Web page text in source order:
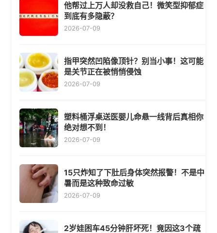
他帮过上万人却没救自己！微笑型抑郁症
到底有多隐蔽？
2026-07-09
指甲突然凹陷像顶针？别当小事！这可能
是关节正在被悄悄侵蚀
2026-07-09
塑料桶浮桌送医婴儿命悬一线背后真相你
绝对想不到！
2026-07-09
15只炸知了下肚后身体突然报警！不是中
暑而是这种致命过敏
2026-07-09
2岁娃困车45分钟肝坏死！竟因这3个疏